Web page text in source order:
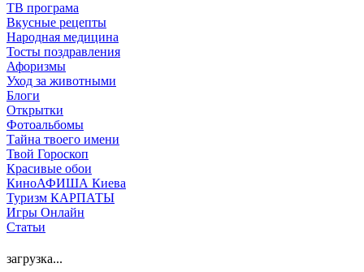
ТВ програма
Вкусные рецепты
Народная медицина
Тосты поздравления
Афоризмы
Уход за животными
Блоги
Открытки
Фотоальбомы
Тайна твоего имени
Твой Гороскоп
Красивые обои
КиноАФИША Киева
Туризм КАРПАТЫ
Игры Онлайн
Статьи
загрузка...